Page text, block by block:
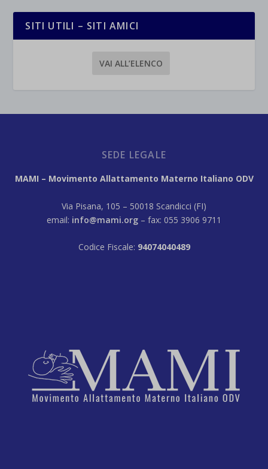
SITI UTILI – SITI AMICI
VAI ALL’ELENCO
SEDE LEGALE
MAMI – Movimento Allattamento Materno Italiano ODV
Via Pisana, 105 – 50018 Scandicci (FI)
email: info@mami.org – fax: 055 3906 9711
Codice Fiscale: 94074040489